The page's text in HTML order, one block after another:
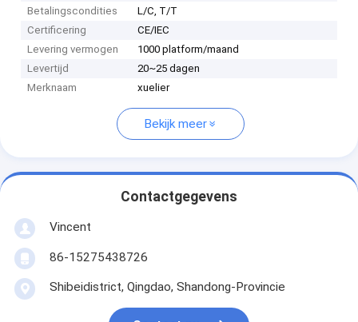
Betalingscondities
L/C, T/T
Certificering
CE/IEC
Levering vermogen
1000 platform/maand
Levertijd
20~25 dagen
Merknaam
xuelier
Bekijk meer
Contactgegevens
Vincent
86-15275438726
Shibeidistrict, Qingdao, Shandong-Provincie